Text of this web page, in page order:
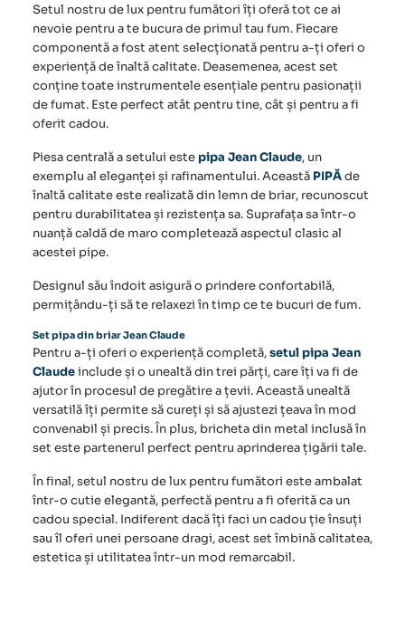
Setul nostru de lux pentru fumători îți oferă tot ce ai
nevoie pentru a te bucura de primul tau fum. Fiecare
componentă a fost atent selecționată pentru a-ți oferi o
experiență de înaltă calitate. Deasemenea, acest set
conține toate instrumentele esențiale pentru pasionații
de fumat. Este perfect atât pentru tine, cât și pentru a fi
oferit cadou.
Piesa centrală a setului este pipa Jean Claude, un
exemplu al eleganței și rafinamentului. Această PIPĂde
înaltă calitate este realizată din lemn de briar, recunoscut
pentru durabilitatea și rezistența sa. Suprafața sa într-o
nuanță caldă de maro completează aspectul clasic al
acestei pipe.
Designul său îndoit asigură o prindere confortabilă,
permițându-ți să te relaxezi în timp ce te bucuri de fum.
Set pipa din briar Jean Claude
Pentru a-ți oferi o experiență completă,setul pipa Jean
Claudeinclude și o unealtă din trei părți, care îți va fi de
ajutor în procesul de pregătire a țevii. Această unealtă
versatilă îți permite să cureți și să ajustezi țeava în mod
convenabil și precis. În plus, bricheta din metal inclusă în
set este partenerul perfect pentru aprinderea țigării tale.
În final, setul nostru de lux pentru fumători este ambalat
într-o cutie elegantă, perfectă pentru a fi oferită ca un
cadou special. Indiferent dacă îți faci un cadou ție însuți
sau îl oferi unei persoane dragi, acest set îmbină calitatea,
estetica și utilitatea într-un mod remarcabil.